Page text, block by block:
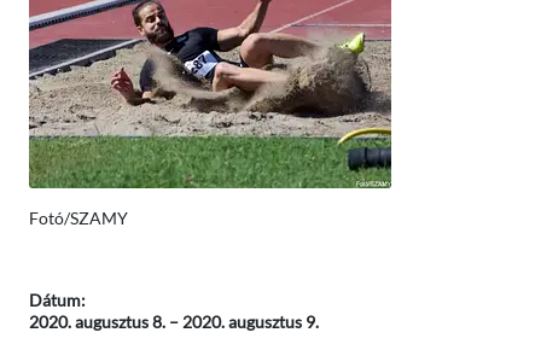
Fotó/SZAMY
Dátum:
2020. augusztus 8.– 2020. augusztus 9.